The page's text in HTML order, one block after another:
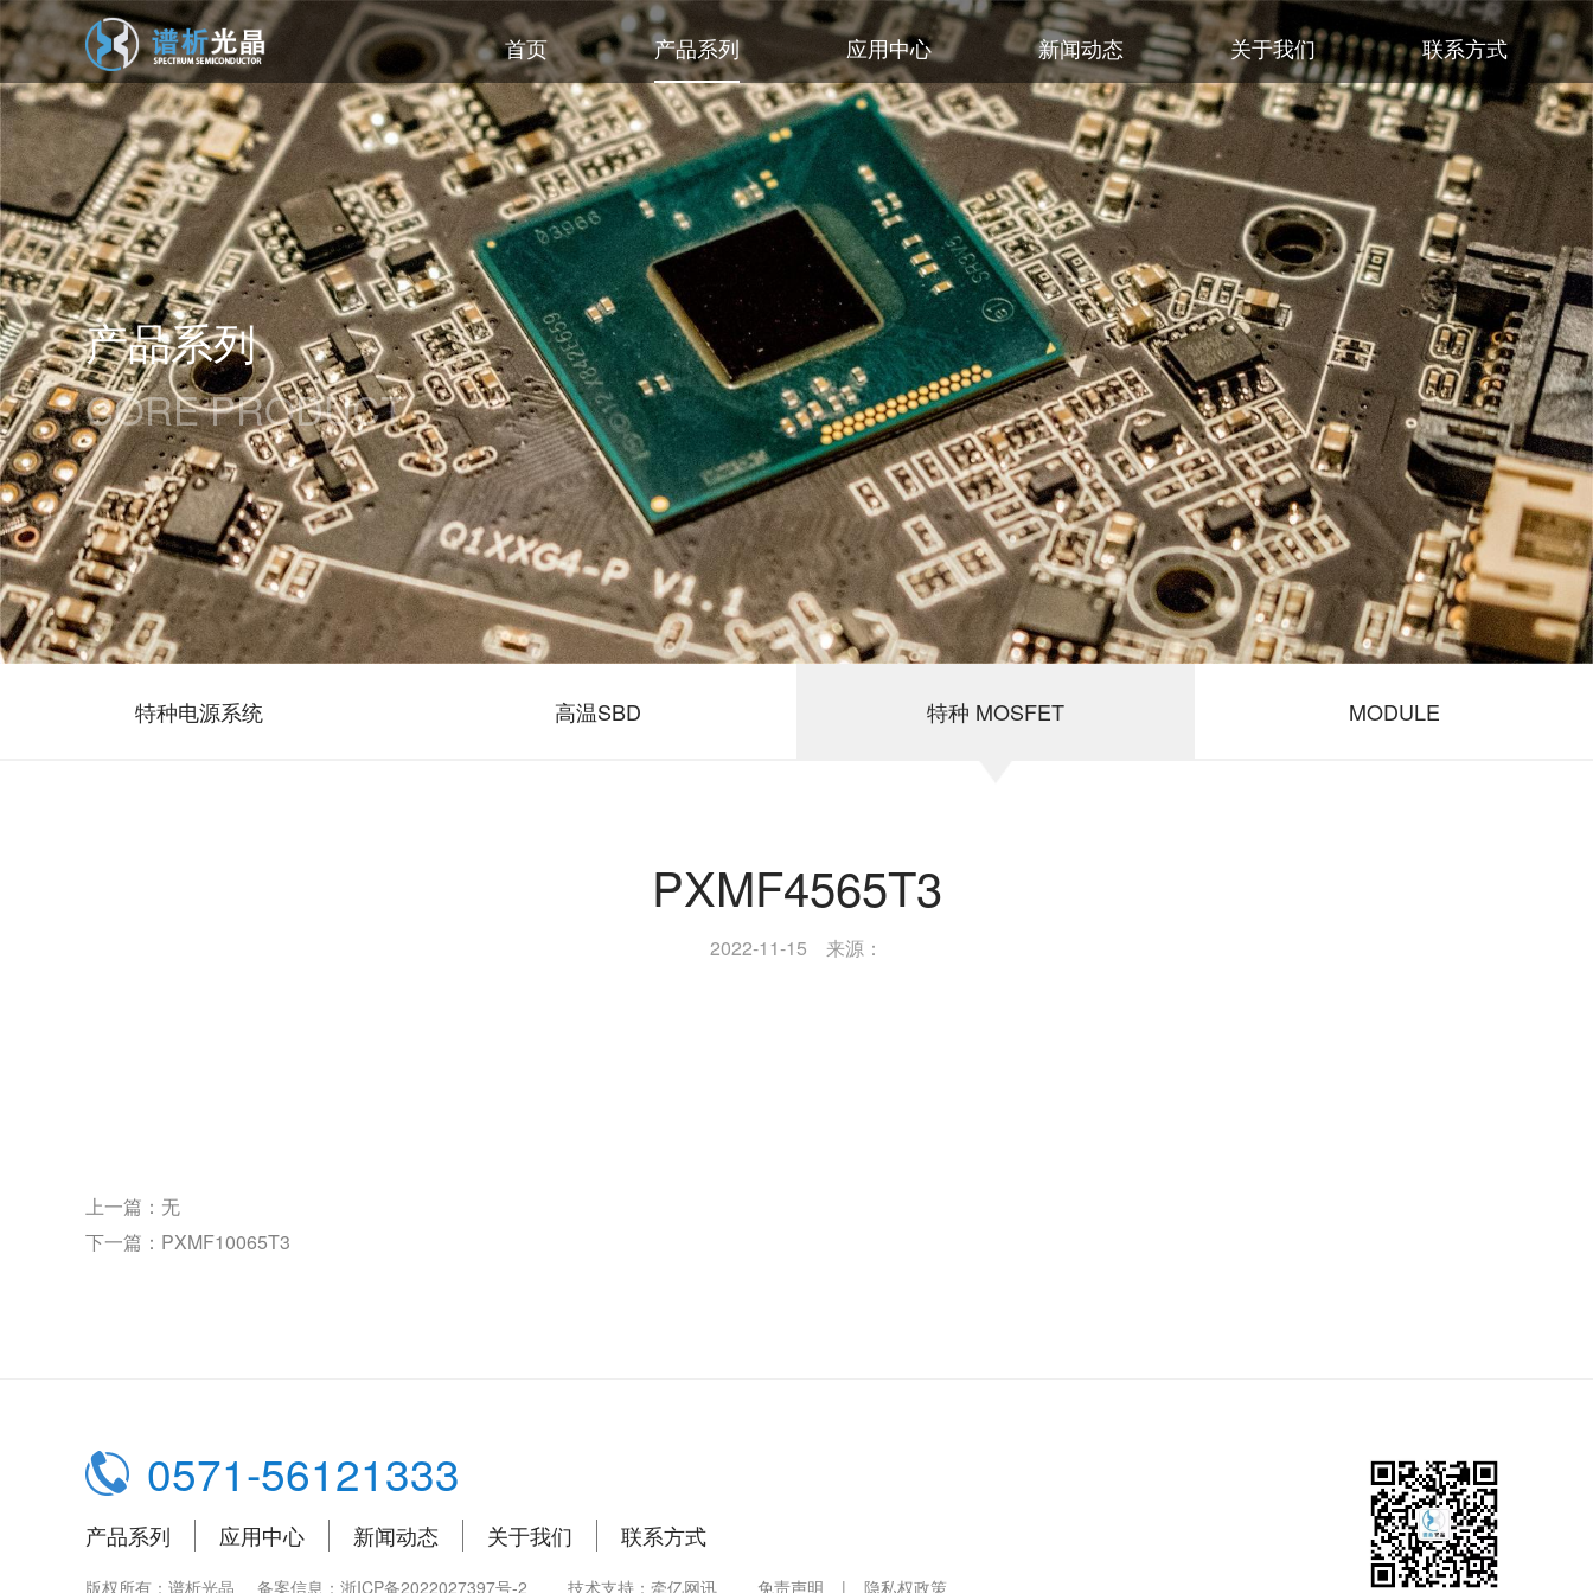
首页 产品系列 应用中心 新闻动态 关于我们 联系方式
产品系列
CORE PRODUCT
特种电源系统 高温SBD 特种 MOSFET MODULE
PXMF4565T3
2022-11-15 来源：
上一篇： 无
下一篇： PXMF10065T3
0571-56121333
产品系列 应用中心 新闻动态 关于我们 联系方式
版权所有：谱析光晶 备案信息：浙ICP备2022027397号-2 技术支持：牵亿网讯 免责声明 | 隐私权政策